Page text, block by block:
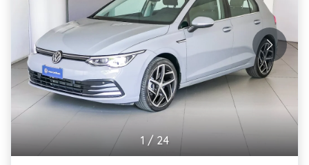
1/24